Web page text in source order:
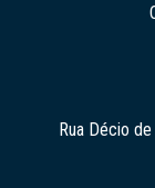
Rua Décio